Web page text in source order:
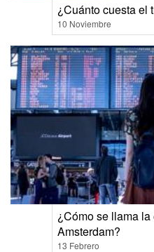
¿Cuánto cuesta el
10 Noviembre
¿Cómo se llama
Amsterdam?
13 Febrero